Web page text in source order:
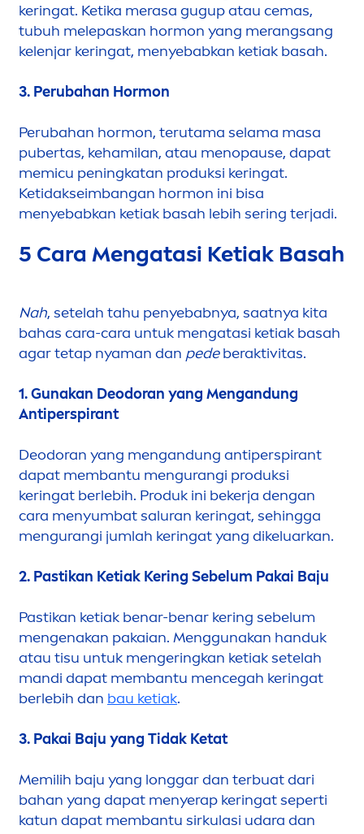
keringat. Ketika merasa gugup atau cemas,
tubuh melepaskan hormon yang merangsang
kelenjar keringat, menyebabkan ketiak basah.
3. Perubahan Hormon
Perubahan hormon, terutama selama masa
pubertas, kehamilan, atau menopause, dapat
memicu peningkatan produksi keringat.
Ketidakseimbangan hormon ini bisa
menyebabkan ketiak basah lebih sering terjadi.
5 Cara Mengatasi Ketiak Basah
Nah, setelah tahu penyebabnya, saatnya kita
bahas cara-cara untuk mengatasi ketiak basah
agar tetap nyaman dan pedeberaktivitas.
1. Gunakan Deodoran yang Mengandung
Antiperspirant
Deodoran yang mengandung antiperspirant
dapat membantu mengurangi produksi
keringat berlebih. Produk ini bekerja dengan
cara menyumbat saluran keringat, sehingga
mengurangi jumlah keringat yang dikeluarkan.
2. Pastikan Ketiak Kering Sebelum Pakai Baju
Pastikan ketiak benar-benar kering sebelum
mengenakan pakaian. Menggunakan handuk
atau tisu untuk mengeringkan ketiak setelah
mandi dapat membantu mencegah keringat
berlebih dan bau ketiak.
3. Pakai Baju yang Tidak Ketat
Memilih baju yang longgar dan terbuat dari
bahan yang dapat menyerap keringat seperti
katun dapat membantu sirkulasi udara dan